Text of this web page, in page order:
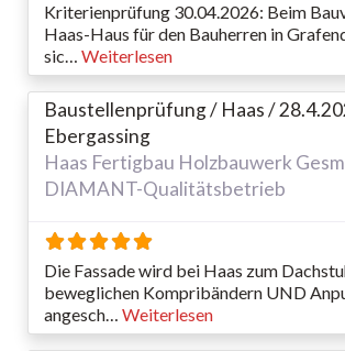
Kriterienprüfung 30.04.2026: Beim
Haas-Haus für den Bauherren in
sic… Weiterlesen
Baustellenprüfung / Haas /
Ebergassing
Haas Fertigbau Holzbauwerk
DIAMANT-Qualitätsbetrieb
Die Fassade wird bei Haas zum
beweglichen Kompribändern UND
angesch… Weiterlesen